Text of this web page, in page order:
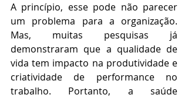
A princípio, esse pode não parecer
um problema para a organização.
Mas, muitas pesquisas já
demonstraram que a qualidade de
vida tem impacto na produtividade e
criatividade de performance no
trabalho. Portanto, a saúde